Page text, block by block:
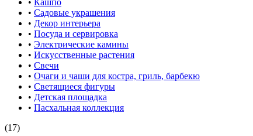
• Кашпо
• Садовые украшения
• Декор интерьера
• Посуда и сервировка
• Электрические камины
• Искусственные растения
• Свечи
• Очаги и чаши для костра, гриль, барбекю
• Светящиеся фигуры
• Детская площадка
• Пасхальная коллекция
(17)